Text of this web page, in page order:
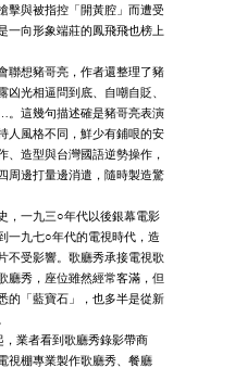
擊與被指控「開黃腔」而遭受
一向形象端莊的鳳飛飛也榜上
聯想豬哥亮，作者還整理了豬
光相逼問到底、自嘲自貶、
這幾句描述確是豬哥亮表演
人風格不同，鮮少有鋪哏的安
、造型與台灣國語逆勢操作，
周邊打量邊消遣，隨時製造驚
，一九三○年代以後銀幕電影
一九七○年代的電視時代，造
不受影響。歌廳秀承接電視歌
廳秀，座位雖然經常客滿，但
的「藍寶石」，也多半是從新
業者看到歌廳秀錄影帶商
視棚專業製作歌廳秀、餐廳